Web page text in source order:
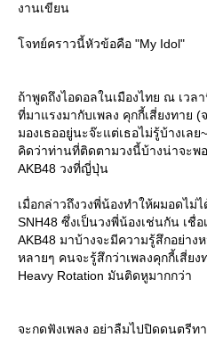
งานเขียน
จทย์คราวนี้หัวข้อคือ "My Idol"
ถ้าพูดถึงไอดอลในเมืองไทย ณ เวล
ที่มาแรงมากับเพลง คุกกี้เสี่ยงทาย
มองเธออยู่นะจ๊ะแต่เธอไม่รู้บ้างเล
คิดว่าท่านที่ติดตามวงนี้บ้างน่าจะพ
AKB48 วงที่ญี่ปุ่น
เมื่อกล่าวถึงวงพี่น้องทำให้ผมอดไม่
SNH48 ซึ่งเป็นวงพี่น้องเช่นกัน เชื่
AKB48 มาบ้างจะมีความรู้สึกอย่า
หลายๆ คนจะรู้สึกว่าเพลงคุกกี้เสี่ย
Heavy Rotation มันติดหูมากกว่า
จะกดฟังเพลง อย่าลืมไปปิดดนตรีท